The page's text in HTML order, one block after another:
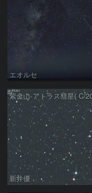
エオルセ
新井優